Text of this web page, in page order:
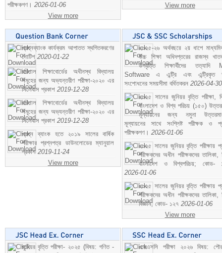
পরীক্ষকগণ। 2026-01-06
View more
View more
প্রশ্নব্যাংক কার্যক্রম আপাতত স্থগিতকরণের
নোটিশ 2020-01-22
বরিশাল শিক্ষাবোর্ডের অধীনস্থ বিদ্যালয়
সমূহের জন্য অভ্যন্তরীণ পরীক্ষা-২০২০ এর
সিলেবাস প্রকাশ 2019-12-28
বরিশাল শিক্ষাবোর্ডের অধীনস্থ বিদ্যালয়
সমূহের জন্য অভ্যন্তরীণ পরীক্ষা-২০২০ এর
সিলেবাস প্রকাশ 2019-12-28
প্রশ্ন ব্যাংক হতে ২০১৯ সালের বার্ষিক
পরীক্ষার প্রশ্নপত্র ডাউনলোডের ম্যানুয়াল
প্রকাশ 2019-11-24
View more
২০২৫-২৬ অর্থবছরে ২য় ধাপে
উচ্চ শিক্ষা অধিদপ্তরের রাজস্ব
উপবৃত্তি শিক্ষার্থীদের তত্যাদি
Software এ এন্ট্রি এবং এন্ট্রিকৃত
সংশোধনের সময়সীমা বর্ধিতকরন 2026-04-30
২০২৫ সালের জুনিয়র বৃত্তি পরীক্ষা,
বাংলাদেশ ও বিশ্ব পরিচয় (১৫০)
মূল্যায়নের জন্য নমুনা
মূল্যায়নের সাথে সংশ্লিষ্ট পরীক্ষক ও
পরীক্ষকগণ। 2026-01-06
২০২৫ সালের জুনিয়র বৃত্তি পরীক্ষায়
পরীক্ষকদের অধীন পরীক্ষকদের তালিকা,
বাংলাদেশ ও বিশ্বপরিচয়; কোড-
2026-01-06
২০২৫ সালের জুনিয়র বৃত্তি পরীক্ষায়
পরীক্ষকদের অধীন পরীক্ষকদের তালিকা,
বিজ্ঞান; কোড- ১২৭ 2026-01-06
View more
জুনিয়র বৃত্তি পরীক্ষা- ২০২৫ (বিষয়: গণিত -
এসএসসি পরীক্ষা ২০২৬ বিষয়: